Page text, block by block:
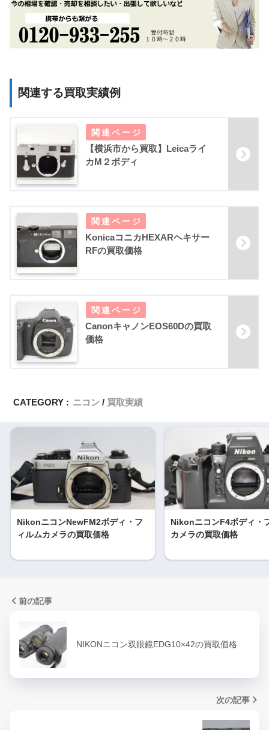
関連する買取実績例
【横浜市から買取】Leicaライ
カM２ボディ
KonicaコニカHEXARヘキサー
RFの買取価格
CanonキャノンEOS60Dの買取
価格
CATEGORY : ニコン 買取実績
NikonニコンNewFM2ボディ・フ
ィルムカメラの買取価格
NikonニコンF4ボディ・
カメラの買取価格
前の記事
NIKONニコン双眼鏡EDG10×42の買取価格
次の記事